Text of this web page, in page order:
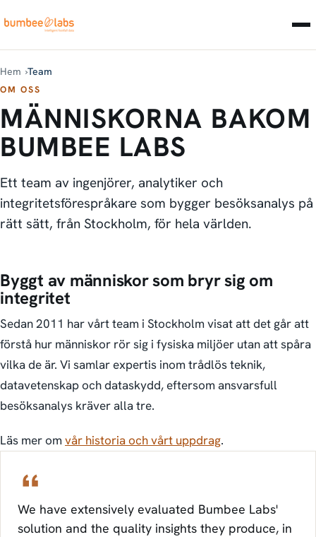
Hem Team
OM OSS
MÄNNISKORNA BAKOM
BUMBEE LABS
Ett team av ingenjörer, analytiker och
integritetsförespråkare som bygger besöksanalys på
rätt sätt, från Stockholm, för hela världen.
Byggt av människor som bryr sig om
integritet
Sedan 2011 har vårt team i Stockholm visat att det går att
förstå hur människor rör sig i fysiska miljöer utan att spåra
vilka de är. Vi samlar expertis inom trådlös teknik,
datavetenskap och dataskydd, eftersom ansvarsfull
besöksanalys kräver alla tre.
Läs mer om vår historia och vårt uppdrag.
We have extensively evaluated Bumbee Labs'
solution and the quality insights they produce, in